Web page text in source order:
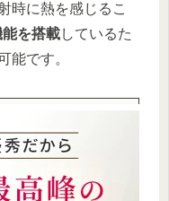
時に熱を感じるこ
を搭載しているた
能です。